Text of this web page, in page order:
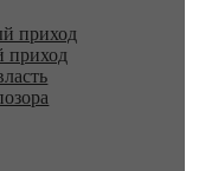
приход
приход